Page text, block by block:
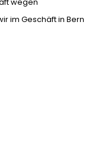
im Geschäft in Bern